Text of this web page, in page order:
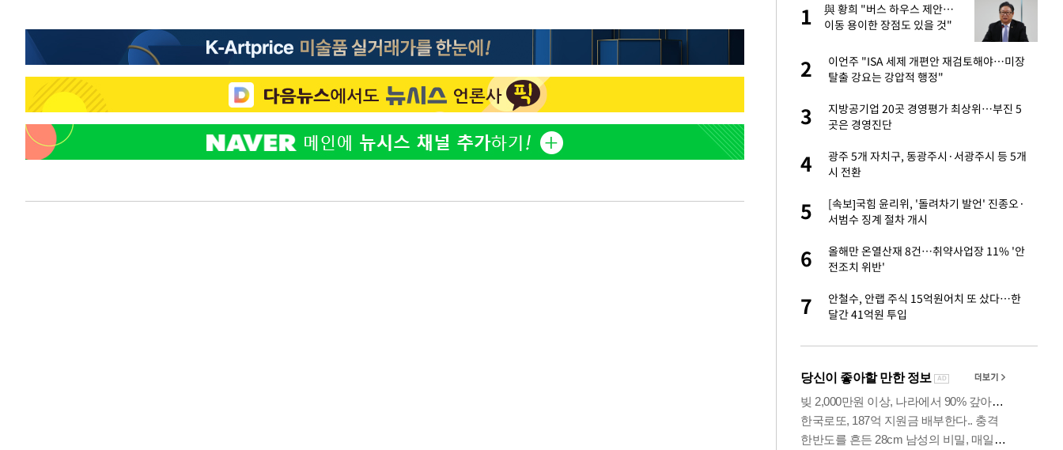
-16721초 전 >[속보] 노원서 40.1도 관측…서울, 2018년 이후 첫 40도
-13811초 전 >
[속보]종합특검, '계엄 수용공간 확보' 신용해 前교정본부장 기소
-12655초 전 > 11시간 압수수색에 성접대 파문까지…'쑥대밭' 된 축구협회
-11677초 전 >[속보]규제합리화위원회 부위원장에 김태유 서울대 공대 교수…이
병태 후임
-8035초 전 >
[속보]국힘 윤리위, '돌려차기 발언' 진종오·서범수 징계 절차 개시
-3360초 전 >[속보] 7월 중국 수출 23.9%↑ 수입 27.5%↑…무역총액 25.3%↑
-386초 전 >[속보]종합특검, '관저이전 봐주기 감사' 유병호 구속기소
2 전현무 "전 연인 집착에 친구들과 연락 끊어"
3
박찬민 딸 박민하, 배우·국가대표 병행하더
니…여유로운 근황 공개
4
SK하이닉스, 주당 375원 분기배당 결정…3
5
[속보]SK하이닉스, 주당 375원 분기 배
1
與 황희 "버스 하우스 제안…
이동 용이한 장점도 있을 것"
2
이언주 "ISA 세제 개편안 재검토해야…미장
탈출 강요는 강압적 행정"
3
지방공기업 20곳 경영평가 최상위…부진 5
곳은 경영진단
4
광주 5개 자치구, 동광주시·서광주시 등 5개
시 전환
5
[속보]국힘 윤리위, '돌려차기 발언' 진종오·
서범수 징계 절차 개시
6
올해만 온열산재 8건…취약사업장 11% '안
전조치 위반'
7
안철수, 안랩 주식 15억원어치 또 샀다…한
달간 41억원 투입